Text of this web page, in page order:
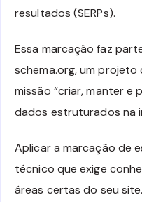
resultados (SERPs).
Essa marcação faz
schema.org, um
missão “criar, manter e
dados estruturados na
Aplicar a marcação de
técnico que exige
áreas certas do seu